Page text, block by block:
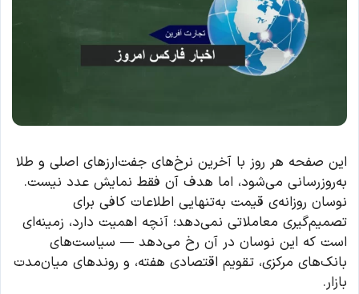
این صفحه هر روز با آخرین نرخ‌های جفت‌ارزهای اصلی و طلا
به‌روزرسانی می‌شود، اما هدف آن فقط نمایش عدد نیست.
نوسان روزانه‌ی قیمت به‌تنهایی اطلاعات کافی برای
تصمیم‌گیری معاملاتی نمی‌دهد؛ آنچه اهمیت دارد، زمینه‌ای
است که این نوسان در آن رخ می‌دهد — سیاست‌های
بانک‌های مرکزی، تقویم اقتصادی هفته، و روندهای میان‌مدت
بازار.